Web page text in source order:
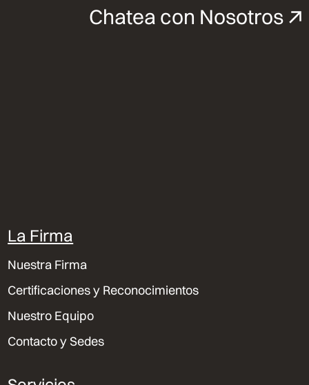
Chatea con Nosotros
La Firma
Nuestra Firma
Certificaciones y Reconocimientos
Nuestro Equipo
Contacto y Sedes